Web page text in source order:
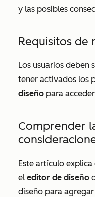
y las posibles
Requisitos de
Los usuarios deben
tener activados los
diseño para
Comprender
Este artículo
el editor de diseño
diseño para